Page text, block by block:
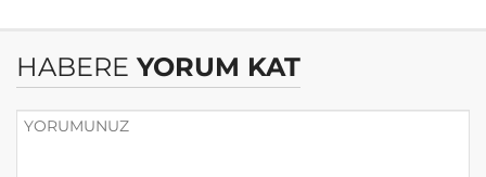
HABERE YORUM KAT